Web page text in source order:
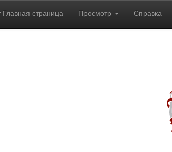
Главная страница Просмотр Справка